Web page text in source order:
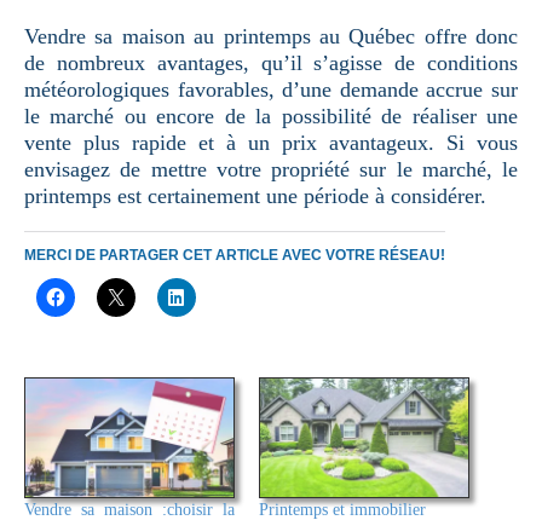
Vendre sa maison au printemps au Québec offre donc
de nombreux avantages, qu’il s’agisse de conditions
météorologiques favorables, d’une demande accrue sur
le marché ou encore de la possibilité de réaliser une
vente plus rapide et à un prix avantageux. Si vous
envisagez de mettre votre propriété sur le marché, le
printemps est certainement une période à considérer.
MERCI DE PARTAGER CET ARTICLE AVEC VOTRE RÉSEAU!
Vendre sa maison :choisir la
Printemps et immobilier